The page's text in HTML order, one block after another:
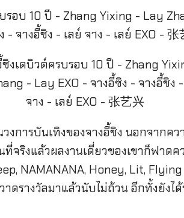
งการบันเทิงของจางอี้ชิง นอกจากค
จริงแล้วผลงานเดี่ยวของเขาก็ฟาด
NAMANANA, Honey, Lit,
ดรางวัลมาแล้วนับไม่ถ้วน อีกทั้งยัง